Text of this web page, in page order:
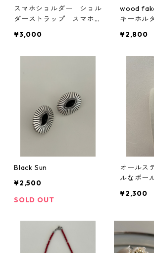
スマホショルダー ショル
ダーストラップ スマホス
¥3,000
wood
キーホル
¥2,800
Black Sun
¥2,500
SOLD OUT
オールス
ルなボー
¥2,300